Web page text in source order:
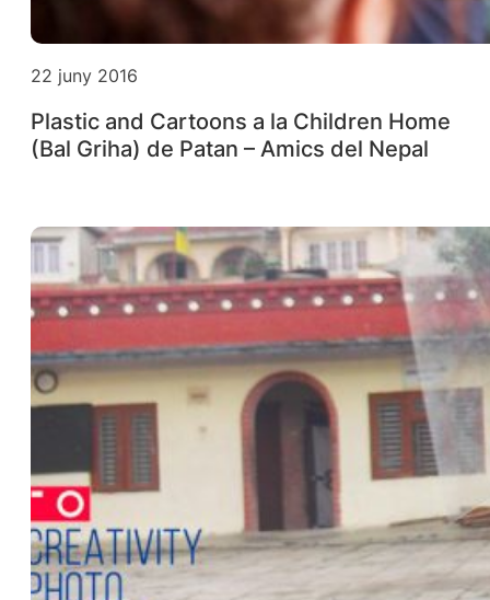
22 juny 2016
Plastic and Cartoons a la Children Home
(Bal Griha) de Patan – Amics del Nepal